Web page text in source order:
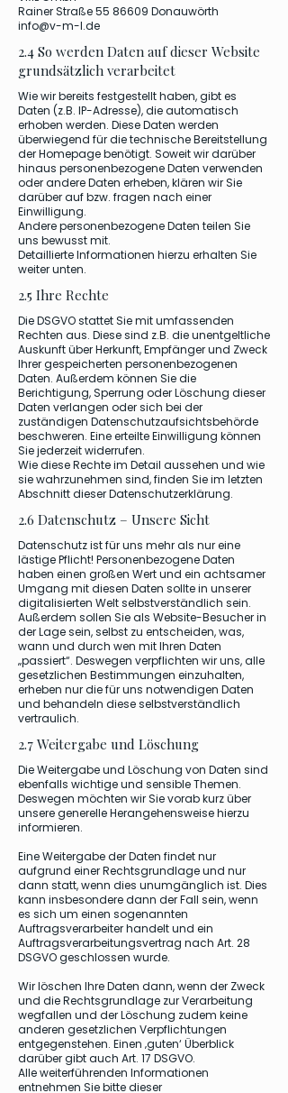
Rainer Straße55 86609 Donauwörth
info@v-m-l.de
2.4 So werden Daten auf dieser Website
grundsätzlich verarbeitet
Wie wir bereits festgestellt haben, gibt es
Daten (z.B. IP-Adresse), die automatisch
erhoben werden. Diese Daten werden
überwiegend für die technische Bereitstellung
der Homepage benötigt. Soweit wir darüber
hinaus personenbezogene Daten verwenden
oder andere Daten erheben, klären wir Sie
darüber auf bzw. fragen nach einer
Einwilligung.
Andere personenbezogene Daten teilen Sie
uns bewusst mit.
Detaillierte Informationen hierzu erhalten Sie
weiter unten.
2.5 Ihre Rechte
Die DSGVO stattet Sie mit umfassenden
Rechten aus. Diese sind z.B. die unentgeltliche
Auskunft über Herkunft, Empfänger und Zweck
Ihrer gespeicherten personenbezogenen
Daten. Außerdem können Sie die
Berichtigung, Sperrung oder Löschung dieser
Daten verlangen oder sich bei der
zuständigen Datenschutzaufsichtsbehörde
beschweren. Eine erteilte Einwilligung können
Sie jederzeit widerrufen.
Wie diese Rechte im Detail aussehen und wie
sie wahrzunehmen sind, finden Sie im letzten
Abschnitt dieser Datenschutzerklärung.
2.6 Datenschutz – Unsere Sicht
Datenschutz ist für uns mehr als nur eine
lästige Pflicht! Personenbezogene Daten
haben einen großen Wert und ein achtsamer
Umgang mit diesen Daten sollte in unserer
digitalisierten Welt selbstverständlich sein.
Außerdem sollen Sie als Website-Besucher in
der Lage sein, selbst zu entscheiden, was,
wann und durch wen mit Ihren Daten
„passiert“. Deswegen verpflichten wir uns, alle
gesetzlichen Bestimmungen einzuhalten,
erheben nur die für uns notwendigen Daten
und behandeln diese selbstverständlich
vertraulich.
2.7 Weitergabe und Löschung
Die Weitergabe und Löschung von Daten sind
ebenfalls wichtige und sensible Themen.
Deswegen möchten wir Sie vorab kurz über
unsere generelle Herangehensweise hierzu
informieren.
Eine Weitergabe der Daten findet nur
aufgrund einer Rechtsgrundlage und nur
dann statt, wenn dies unumgänglich ist. Dies
kann insbesondere dann der Fall sein, wenn
es sich um einen sogenannten
Auftragsverarbeiter handelt und ein
Auftragsverarbeitungsvertrag nach Art. 28
DSGVO geschlossen wurde.
Wir löschen Ihre Daten dann, wenn der Zweck
und die Rechtsgrundlage zur Verarbeitung
wegfallen und der Löschung zudem keine
anderen gesetzlichen Verpflichtungen
entgegenstehen. Einen ‚guten‘ Überblick
darüber gibt auch Art. 17 DSGVO.
Alle weiterführenden Informationen
entnehmen Sie bitte dieser